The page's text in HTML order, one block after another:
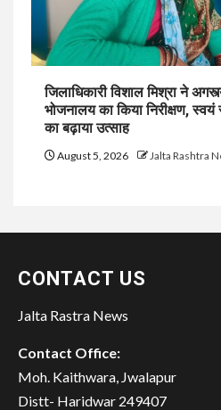
जिलाधिकारी विशाल मिश्रा ने
भोजनालय का किया निरीक्षण,
का बढ़ाया उत्साह
August 5, 2026 Jalta Rashtra
CONTACT US
Jalta Rastra News
Contact Office:
Moh. Kaithwara, Jwalapur
Distt- Haridwar 249407